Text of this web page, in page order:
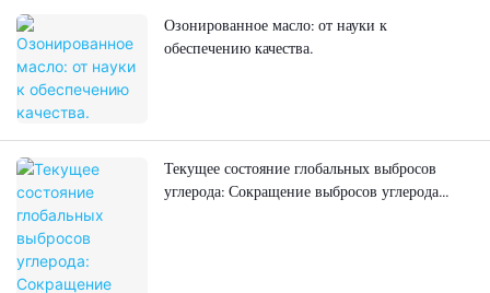
Озонированное масло: от науки к
обеспечению качества.
Текущее состояние глобальных выбросов
углерода: Сокращение выбросов углерода